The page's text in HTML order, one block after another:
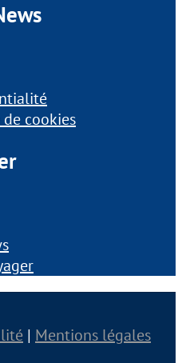
cookies
| Mentions légales